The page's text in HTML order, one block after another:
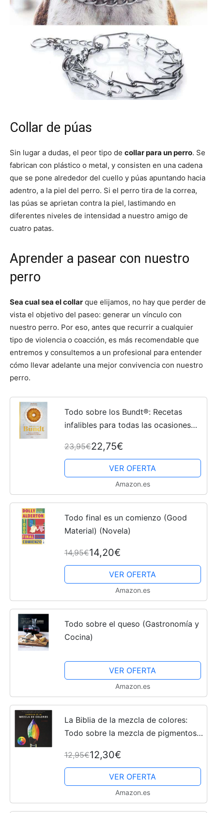
Collar de púas
Sin lugar a dudas, el peor tipo de collar para un perro. Se
fabrican con plástico o metal, y consisten en una cadena
que se pone alrededor del cuello y púas apuntando hacia
adentro, a la piel del perro. Si el perro tira de la correa,
las púas se aprietan contra la piel, lastimando en
diferentes niveles de intensidad a nuestro amigo de
cuatro patas.
Aprender a pasear con nuestro
perro
Sea cual sea el collar que elijamos, no hay que perder de
vista el objetivo del paseo: generar un vínculo con
nuestro perro. Por eso, antes que recurrir a cualquier
tipo de violencia o coacción, es más recomendable que
entremos y consultemos a un profesional para entender
cómo llevar adelante una mejor convivencia con nuestro
perro.
Todo sobre los Bundt®: Recetas
infalibles para todas las ocasiones
23,95€22,75€
VER OFERTA
Amazon.es
Todo final es un comienzo (Good
Material) (Novela)
14,95€14,20€
VER OFERTA
Amazon.es
Todo sobre el queso (Gastronomía y
Cocina)
VER OFERTA
Amazon.es
La Biblia de la mezcla de colores:
Todo sobre la mezcla de pigmentos
acuarela, al temple, al pastel, a lápiz
y a ... a...
12,95€12,30€
VER OFERTA
Amazon.es